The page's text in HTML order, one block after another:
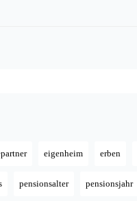
eigenheim erben
pensionsalter pensionsjahr